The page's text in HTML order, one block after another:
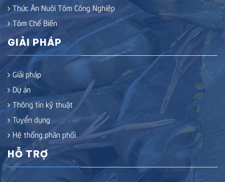
Thức Ăn Nuôi Tôm Công Nghiệp
Tôm Chế Biến
GIẢI PHÁP
Giải pháp
Dự án
Thông tin kỹ thuật
Tuyển dụng
Hệ thống phân phối
HỖ TRỢ